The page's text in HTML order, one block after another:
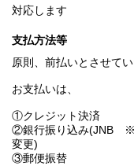
対応します
支払方法等
原則、前払いとさせてい
お支払いは、
①クレジット決済
②銀行振り込み(JNB
変更)
③郵便振替